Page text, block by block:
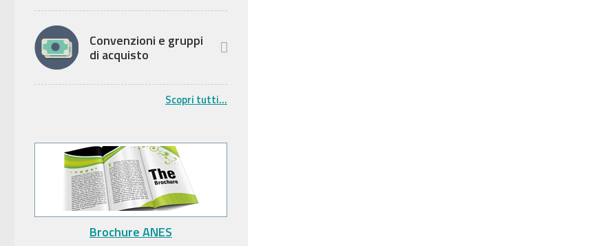
Convenzioni e gruppi
di acquisto
Scopri tutti...
Brochure ANES